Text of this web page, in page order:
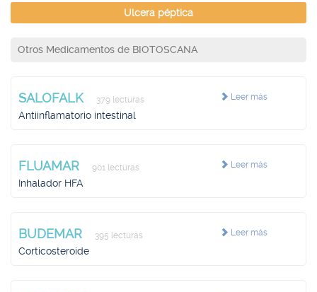
Ulcera péptica
Otros Medicamentos de BIOTOSCANA
Leer más
SALOFALK 379 lecturas
Antiinflamatorio intestinal
Leer más
FLUAMAR 901 lecturas
Inhalador HFA
Leer más
BUDEMAR 395 lecturas
Corticosteroide